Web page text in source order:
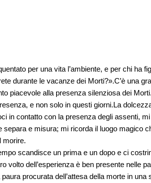
per una vita l’ambiente, e per chi ha
durante le vacanze dei Morti?».C’è una
piacevole alla presenza silenziosa dei
e non solo in questi giorni.La
in contatto con la presenza degli assenti,
separa e misura; mi ricorda il luogo magico
morire.
scandisce un prima e un dopo e ci
volto dell’esperienza è ben presente nelle
procurata dell’attesa della morte in